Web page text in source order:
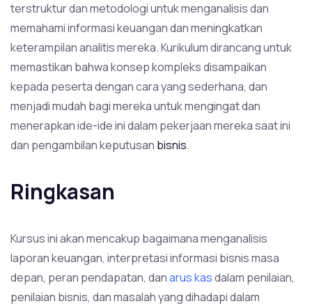
terstruktur dan metodologi untuk menganalisis dan
memahami informasi keuangan dan meningkatkan
keterampilan analitis mereka. Kurikulum dirancang untuk
memastikan bahwa konsep kompleks disampaikan
kepada peserta dengan cara yang sederhana, dan
menjadi mudah bagi mereka untuk mengingat dan
menerapkan ide-ide ini dalam pekerjaan mereka saat ini
dan pengambilan keputusan bisnis.
Ringkasan
Kursus ini akan mencakup bagaimana menganalisis
laporan keuangan, interpretasi informasi bisnis masa
depan, peran pendapatan, danarus kasdalam penilaian,
penilaian bisnis, dan masalah yang dihadapi dalam